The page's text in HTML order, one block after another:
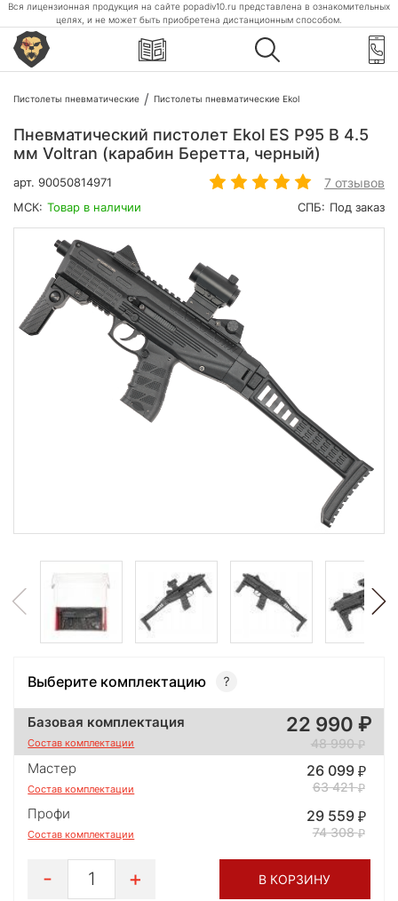
Вся лицензионная продукция на сайте popadiv10.ru представлена в ознакомительных
целях, и не может быть приобретена дистанционным способом.
Пистолеты пневматические Пистолеты пневматические Ekol
Пневматический пистолет Ekol ES P95 B 4.5
мм Voltran (карабин Беретта, черный)
арт. 90050814971 7 отзывов
МСК: Товар в наличии СПБ: Под заказ
Выберите комплектацию
Базовая комплектация
Состав комплектации
22 990
48 990
Мастер
Состав комплектации
26 099
63 421
Профи
Состав комплектации
29 559
74 308
1 В КОРЗИНУ